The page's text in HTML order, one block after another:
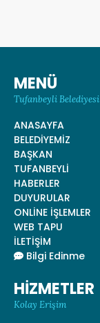
MENÜ
Tufanbeyli Belediyesi
ANASAYFA
BELEDİYEMİZ
BAŞKAN
TUFANBEYLİ
HABERLER
DUYURULAR
ONLİNE İŞLEMLER
WEB TAPU
İLETİŞİM
Bilgi Edinme
HİZMETLER
Kolay Erişim